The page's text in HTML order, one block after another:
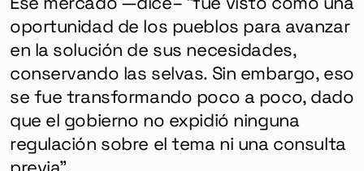
oportunidad de los pueblos para avanzar
en la solución de sus necesidades,
conservando las selvas. Sin embargo, eso
se fue transformando poco a poco, dado
que el gobierno no expidió ninguna
regulación sobre el tema ni una consulta
previa”.